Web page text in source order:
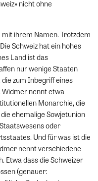
nicht ohne
ihrem Namen. Trotzdem
Schweiz hat ein hohes
Land ist das
nur wenige Staaten
zum Inbegriff eines
Widmer nennt etwa
Monarchie, die
ehemalige Sowjetunion
oder
Und für was ist die
nennt verschiedene
Etwa dass die Schweizer
(genauer: